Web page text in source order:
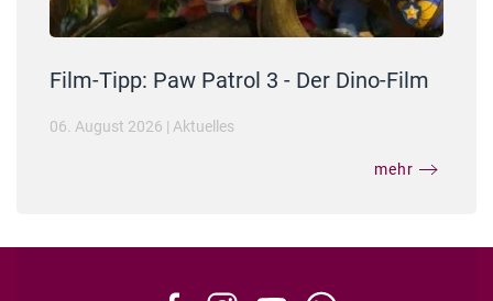
Film-Tipp: Paw Patrol 3 - Der Dino-Film
06. August 2026 | Aktuelles
mehr